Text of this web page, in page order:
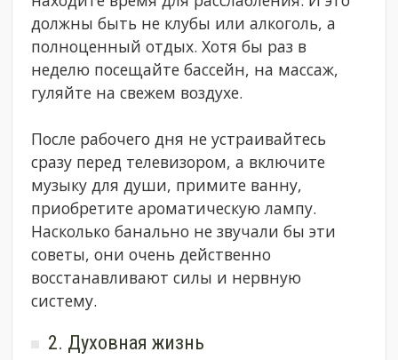
должны быть не клубы или алкоголь, а
полноценный отдых. Хотя бы раз в
неделю посещайте бассейн, на массаж,
гуляйте на свежем воздухе.
После рабочего дня не устраивайтесь
сразу перед телевизором, а включите
музыку для души, примите ванну,
приобретите ароматическую лампу.
Насколько банально не звучали бы эти
советы, они очень действенно
восстанавливают силы и нервную
систему.
2. Духовная жизнь